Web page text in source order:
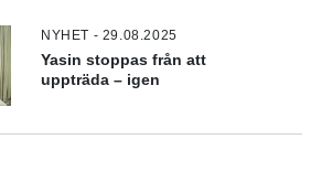
NYHET - 29.08.2025
Yasin stoppas från att
uppträda – igen